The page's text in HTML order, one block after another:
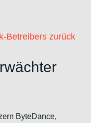
Betreibers zurück
ByteDance,